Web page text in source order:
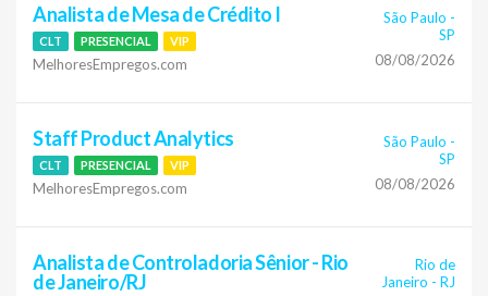
Analista de Mesa de Crédito I
CLT PRESENCIAL VIP
MelhoresEmpregos.com
São Paulo -
SP
08/08/2026
Staff Product Analytics
CLT PRESENCIAL VIP
MelhoresEmpregos.com
São Paulo -
SP
08/08/2026
Analista de Controladoria Sênior - Rio
de Janeiro/RJ
Rio de
Janeiro - RJ